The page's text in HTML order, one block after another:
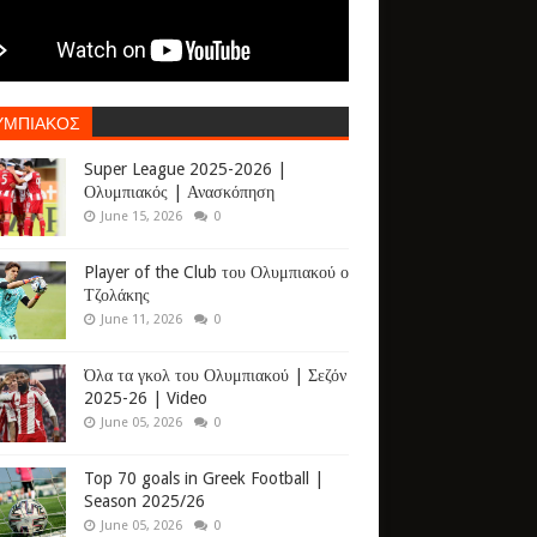
Super League 2025-2026 |
Ολυμπιακός | Ανασκόπηση
June 15, 2026 0
Player of the Club του Ολυμπιακού ο
Τζολάκης
June 11, 2026 0
Όλα τα γκολ του Ολυμπιακού | Σεζόν
2025-26 | Video
June 05, 2026 0
Top 70 goals in Greek Football |
Season 2025/26
June 05, 2026 0